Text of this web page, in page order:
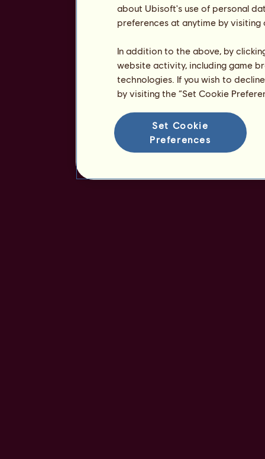
about Ubisoft's use of personal
preferences at anytime by
In addition to the above, by
website activity, including game
technologies. If you wish to
by visiting the “Set Cookie
Set Cookie
Preferences